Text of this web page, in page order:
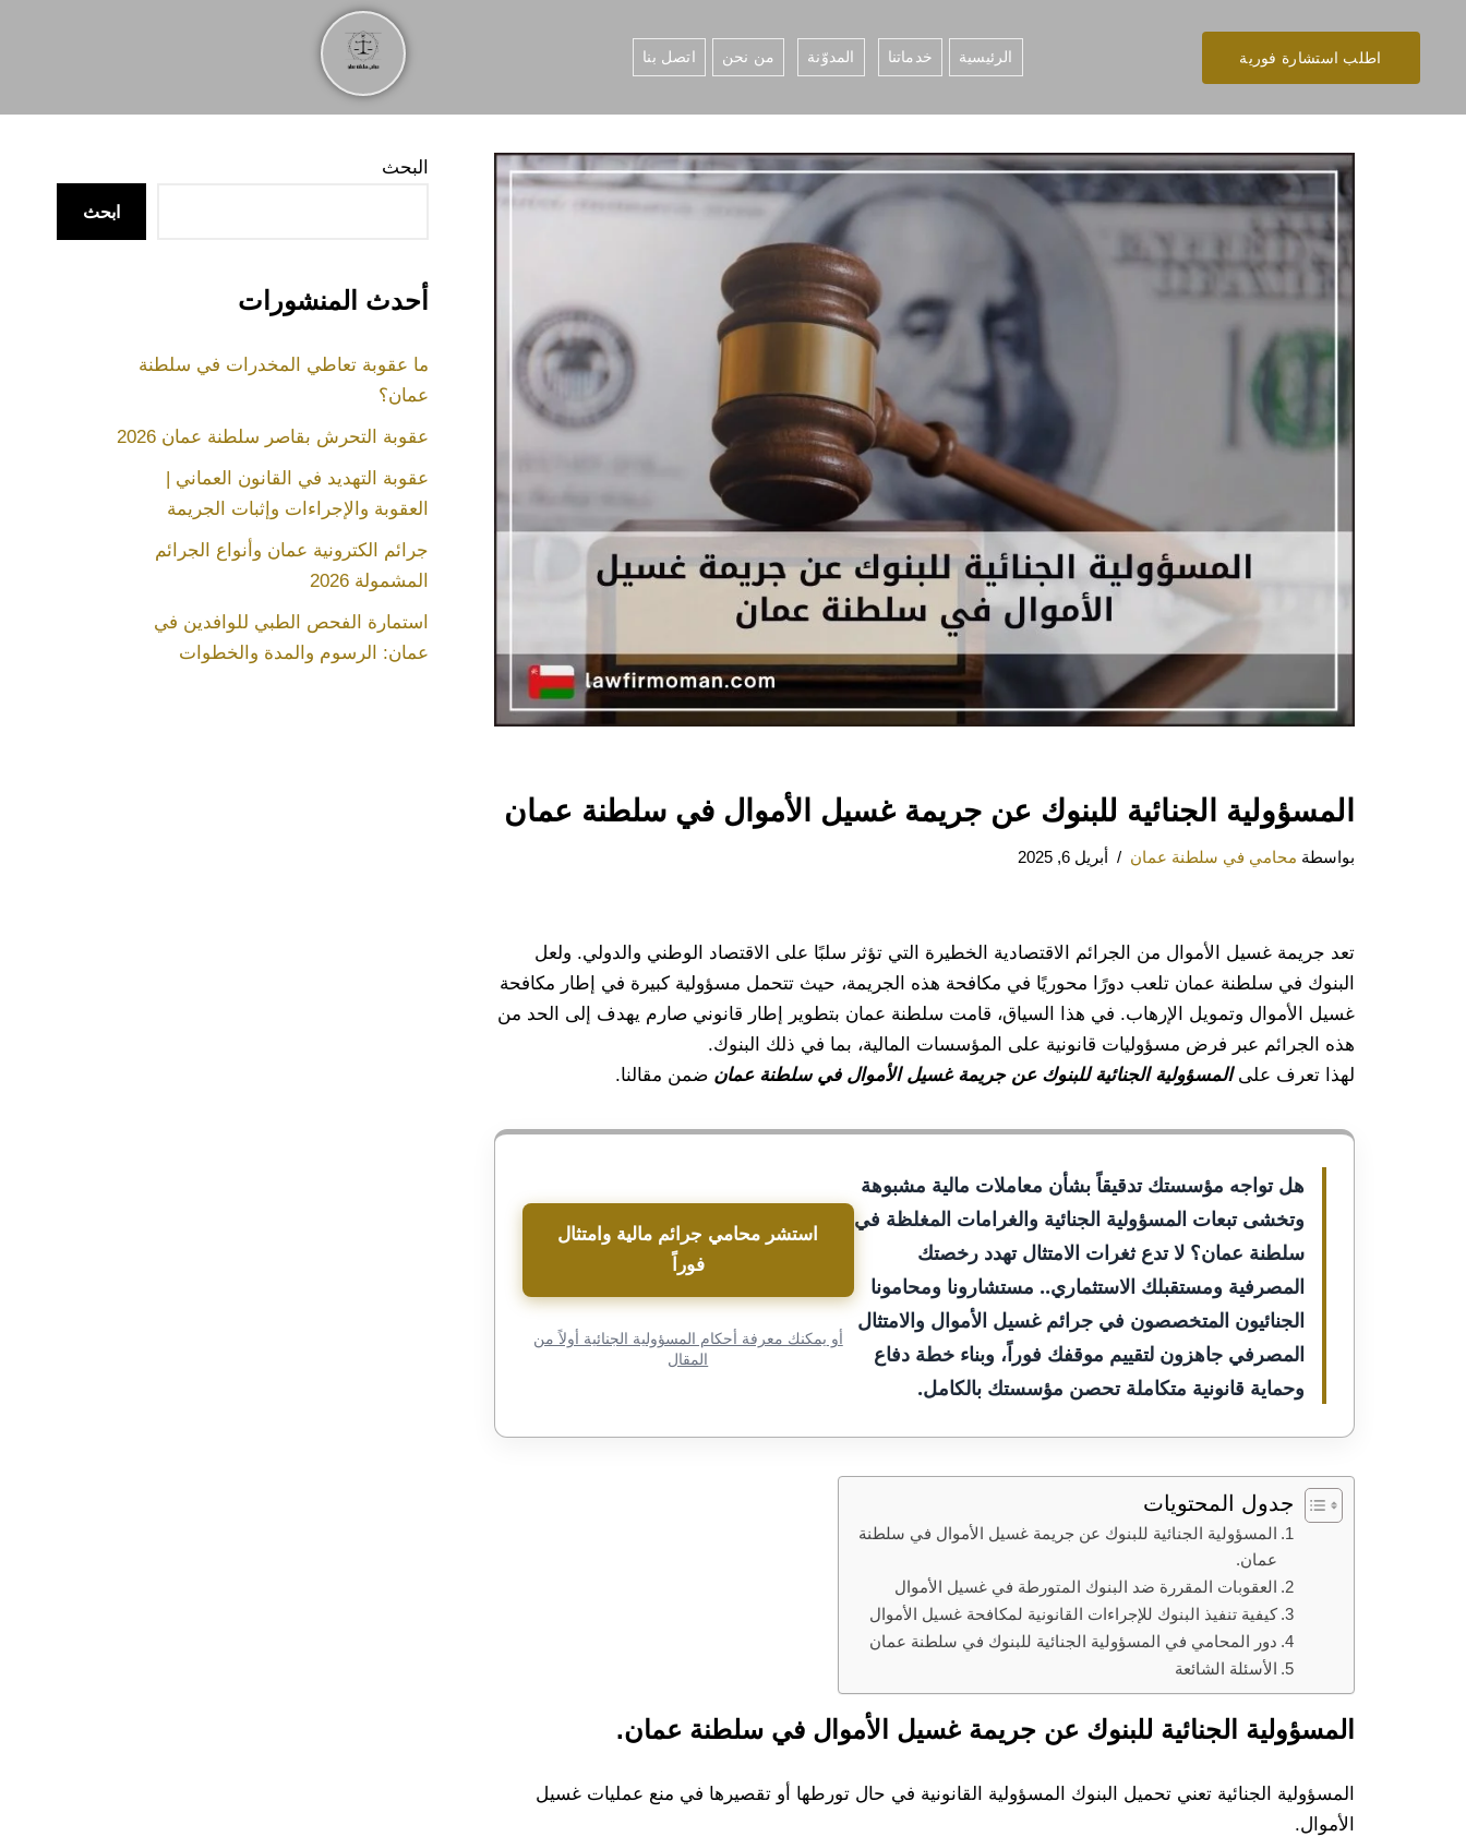
المحتوى
اطلب استشارة فورية الرئيسية خدماتنا المدوّنة من نحن اتصل بنا
المسؤولية الجنائية للبنوك عن جريمة غسيل الأموال في سلطنة عمان
بواسطة محامي في سلطنة عمان أبريل 6, 2025
تعد جريمة غسيل الأموال من الجرائم الاقتصادية الخطيرة التي تؤثر سلبًا على الاقتصاد الوطني والدولي. ولعل
البنوك في سلطنة عمان تلعب دورًا محوريًا في مكافحة هذه الجريمة، حيث تتحمل مسؤولية كبيرة في إطار مكافحة
غسيل الأموال وتمويل الإرهاب. في هذا السياق، قامت سلطنة عمان بتطوير إطار قانوني صارم يهدف إلى الحد من
هذه الجرائم عبر فرض مسؤوليات قانونية على المؤسسات المالية، بما في ذلك البنوك.
لهذا تعرف علىالمسؤولية الجنائية للبنوك عن جريمة غسيل الأموال في سلطنة عمان ضمن مقالنا.
هل تواجه مؤسستك تدقيقاً بشأن معاملات مالية مشبوهة
وتخشى تبعات المسؤولية الجنائية والغرامات المغلظة في
سلطنة عمان؟ لا تدع ثغرات الامتثال تهدد رخصتك
المصرفية ومستقبلك الاستثماري.. مستشارونا ومحامونا
الجنائيون المتخصصون في جرائم غسيل الأموال والامتثال
المصرفي جاهزون لتقييم موقفك فوراً، وبناء خطة دفاع
وحماية قانونية متكاملة تحصن مؤسستك بالكامل.
استشر محامي جرائم مالية وامتثال
فوراً
أو يمكنك معرفة أحكام المسؤولية الجنائية أولاً من
المقال
جدول المحتويات
المسؤولية الجنائية للبنوك عن جريمة غسيل الأموال في سلطنة
عمان.
العقوبات المقررة ضد البنوك المتورطة في غسيل الأموال
كيفية تنفيذ البنوك للإجراءات القانونية لمكافحة غسيل الأموال
دور المحامي في المسؤولية الجنائية للبنوك في سلطنة عمان
الأسئلة الشائعة
المسؤولية الجنائية للبنوك عن جريمة غسيل الأموال في سلطنة عمان.
المسؤولية الجنائية تعني تحميل البنوك المسؤولية القانونية في حال تورطها أو تقصيرها في منع عمليات غسيل
الأموال.
البحث
ابحث
أحدث المنشورات
ما عقوبة تعاطي المخدرات في سلطنة
عمان؟
عقوبة التحرش بقاصر سلطنة عمان 2026
عقوبة التهديد في القانون العماني |
العقوبة والإجراءات وإثبات الجريمة
جرائم الكترونية عمان وأنواع الجرائم
المشمولة 2026
استمارة الفحص الطبي للوافدين في
عمان: الرسوم والمدة والخطوات